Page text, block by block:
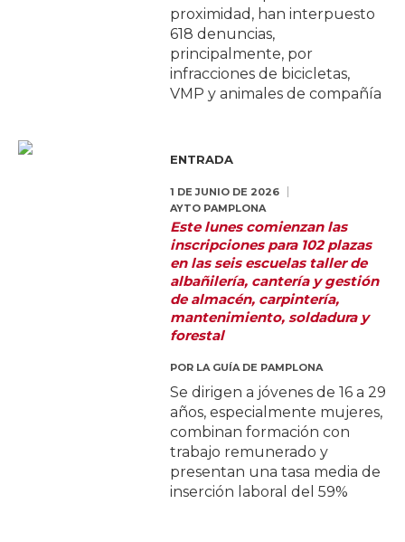
proximidad, han interpuesto
618 denuncias,
principalmente, por
infracciones de bicicletas,
VMP y animales de compañía
ENTRADA
1 DE JUNIO DE 2026
AYTO PAMPLONA
Este lunes comienzan las
inscripciones para 102 plazas
en las seis escuelas taller de
albañilería, cantería y gestión
de almacén, carpintería,
mantenimiento, soldadura y
forestal
POR LA GUÍA DE PAMPLONA
Se dirigen a jóvenes de 16 a 29
años, especialmente mujeres,
combinan formación con
trabajo remunerado y
presentan una tasa media de
inserción laboral del 59%